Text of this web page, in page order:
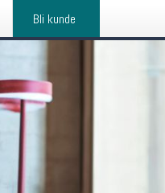
Bli kunde